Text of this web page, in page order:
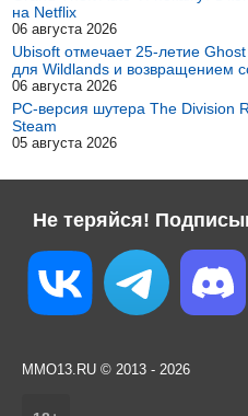
на Netflix
06 августа 2026
Ubisoft отмечает 25-летие
для Wildlands и возвращением
06 августа 2026
PC-версия шутера The Division
Steam
05 августа 2026
Не теряйся!
MMO13.RU © 2013 - 2026